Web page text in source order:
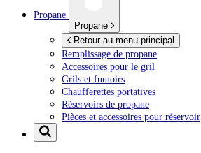
Propane
Propane
Retour au menu principal
Remplissage de propane
Accessoires pour le gril
Grils et fumoirs
Chaufferettes portatives
Réservoirs de propane
Pièces et accessoires pour réservoir